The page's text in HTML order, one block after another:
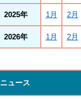
2025年 1月 2月
2026年 1月 2月
ニュース